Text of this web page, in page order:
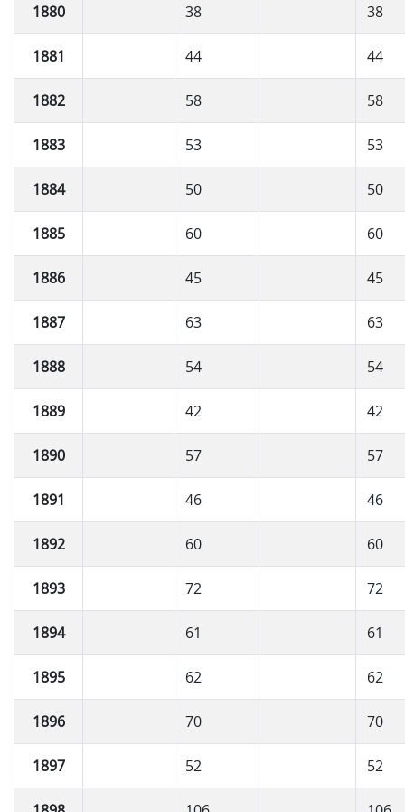
1880 38 38
1881 44 44
1882 58 58
1883 53 53
1884 50 50
1885 60 60
1886 45 45
1887 63 63
1888 54 54
1889 42 42
1890 57 57
1891 46 46
1892 60 60
1893 72 72
1894 61 61
1895 62 62
1896 70 70
1897 52 52